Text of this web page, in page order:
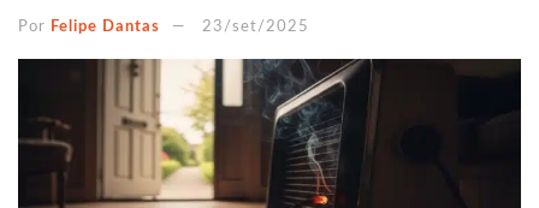
Por Felipe Dantas 23/set/2025